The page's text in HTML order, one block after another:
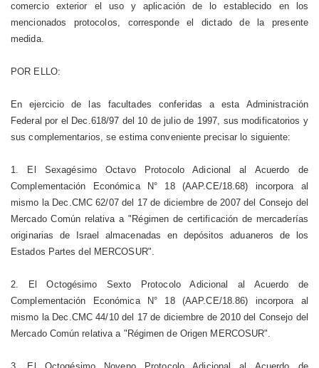
comercio exterior el uso y aplicación de lo establecido en los
mencionados protocolos, corresponde el dictado de la presente
medida.
POR ELLO:
En ejercicio de las facultades conferidas a esta Administración
Federal por el Dec.618/97 del 10 de julio de 1997, sus modificatorios y
sus complementarios, se estima conveniente precisar lo siguiente:
1. El Sexagésimo Octavo Protocolo Adicional al Acuerdo de
Complementación Económica N° 18 (AAP.CE/18.68) incorpora al
mismo la Dec.CMC 62/07 del 17 de diciembre de 2007 del Consejo del
Mercado Común relativa a "Régimen de certificación de mercaderías
originarias de Israel almacenadas en depósitos aduaneros de los
Estados Partes del MERCOSUR".
2. El Octogésimo Sexto Protocolo Adicional al Acuerdo de
Complementación Económica N° 18 (AAP.CE/18.86) incorpora al
mismo la Dec.CMC 44/10 del 17 de diciembre de 2010 del Consejo del
Mercado Común relativa a "Régimen de Origen MERCOSUR".